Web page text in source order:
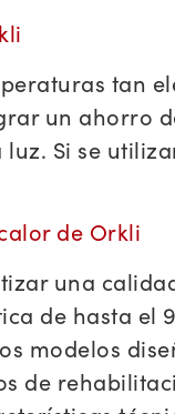
tan
un ahorro
Si se
de Orkli
una
de hasta el
modelos
de